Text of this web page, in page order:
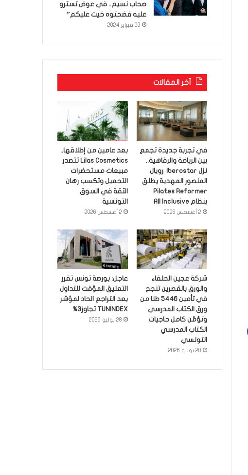
صحاب نسيم.. في عوض تسترو
عليه فضحتوه خيت عليكم”
29 فبراير 2024
آخر المقالات
في تجربة جديدة تجمع
بين الرياضة والرفاهية..
نزل Iberostar رويال
المنصور المهدية يطلق
Pilates Reformer
بنظام All Inclusive
2 أغسطس 2026
بعد عامين من إطلاقها..
Lilas Cosmetics تتصدر
مبيعات مستحضرات
التجميل وتكسب رهان
الثقة في السوق
التونسية
2 أغسطس 2026
شركة عجين الحلفاء
والورق بالقصرين تنجح
في تأمين 5446 طنا من
ورق الكتاب المدرسي
وتؤمّن كامل حاجيات
الكتاب المدرسي
التونسي
28 يوليو 2026
عاجل: بورصة تونس تقرر
التعليق المؤقت للتداول
بعد التراجع الحاد لمؤشر
TUNINDEX تجاوز3%
28 يوليو 2026